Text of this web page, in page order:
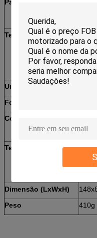
Padrão do cartão
Tempo da vida
Uma comunicação
Fonte de alimentação
Consumo atual
Temperatura/umidade
Dimensão (LxWxH)
Peso
410g